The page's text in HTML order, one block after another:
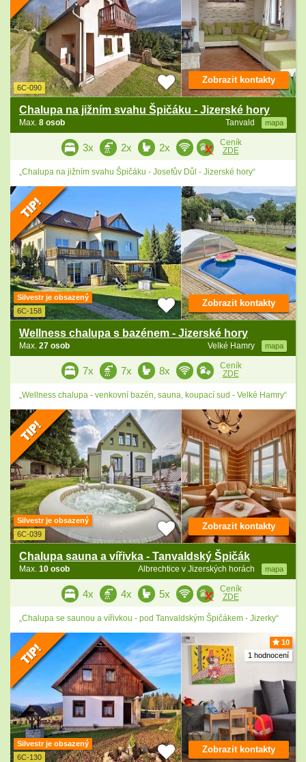
6C-090
Chalupa na jižním svahu Špičáku - Jizerské hory
Tanvald mapa
Max. 8 osob
Zobrazit kontakty
3x 2x 2x
Ceník
ZDE
„Chalupa na jižním svahu Špičáku - Josefův Důl - Jizerské hory“
Silvestr je obsazený
6C-158
Wellness chalupa s bazénem - Jizerské hory
Velké Hamry mapa
Max. 27 osob
Zobrazit kontakty
7x 7x 8x
Ceník
ZDE
„Wellness chalupa - venkovní bazén, sauna, koupací sud - Velké Hamry“
Silvestr je obsazený
6C-039
Chalupa sauna a vířivka - Tanvaldský Špičák
Albrechtice v Jizerských horách mapa
Max. 10 osob
Zobrazit kontakty
4x 4x 5x
Ceník
ZDE
„Chalupa se saunou a vířivkou - pod Tanvaldským Špičákem - Jizerky“
10
1 hodnocení
Silvestr je obsazený
6C-130
Zobrazit kontakty